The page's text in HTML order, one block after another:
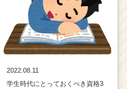
2022.08.11
学生時代にとっておくべき資格3